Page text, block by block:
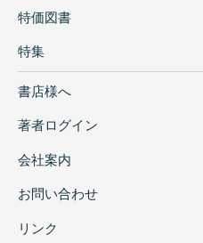
特価図書
特集
書店様へ
著者ログイン
会社案内
お問い合わせ
リンク